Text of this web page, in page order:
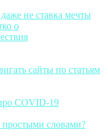
не ставка мечты
о
сайты по статьям
COVID-19
простыми словами?